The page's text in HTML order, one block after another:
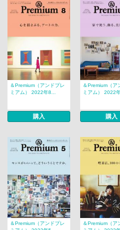
＆Premium（アンドプレ
ミアム） 2022年8...
購入
＆Premium（ア
ミアム） 2022
購入
＆Premium（アンドプレ
＆Premium（ア